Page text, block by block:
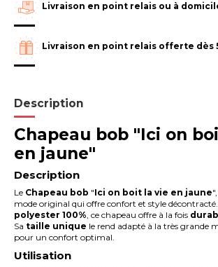
Livraison en point relais ou à
Livraison en point relais offerte dès
Description
Chapeau bob "Ici on
en jaune"
Description
Le Chapeau bob "Ici on boit la vie en jaune
mode original qui offre confort et style
polyester 100% , ce chapeau offre à la fois
Sa taille unique le rend adapté à la très grande
pour un confort optimal.
Utilisation